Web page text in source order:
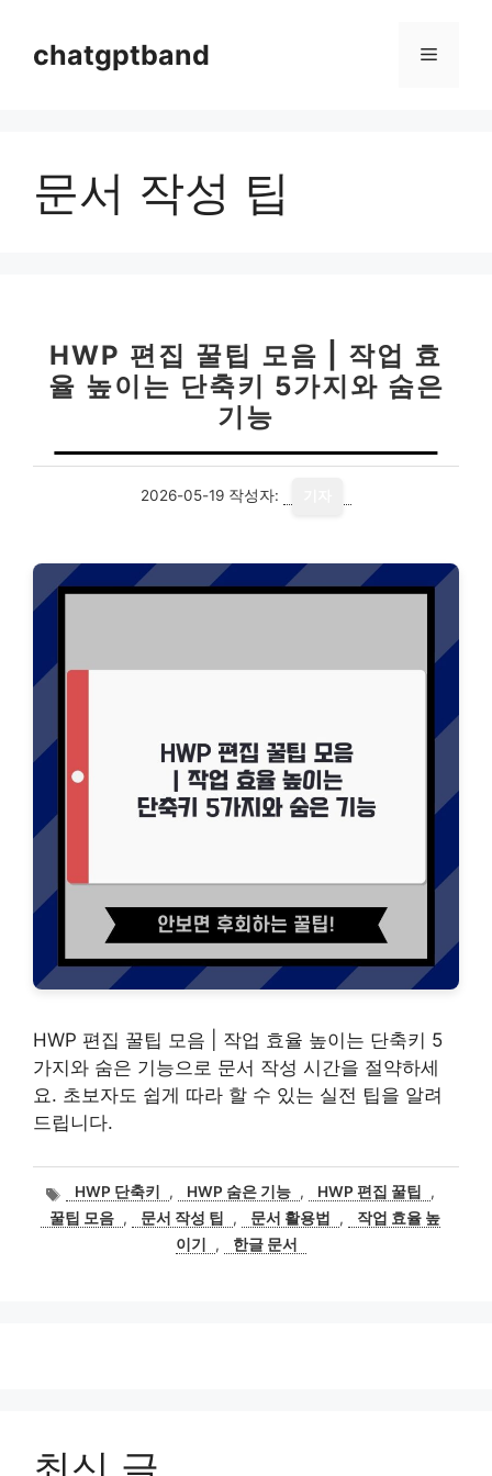
chatgptband 메
문서 작성 팁
HWP 편집 꿀팁 모음 | 작업 효
율 높이는 단축키 5가지와 숨은
기능
2026-05-19 작성자:
HWP 편집 꿀팁 모음 | 작업 효율 높이는 단축키 5
가지와 숨은 기능으로 문서 작성 시간을 절약하세
요. 초보자도 쉽게 따라 할 수 있는 실전 팁을 알려
드립니다.
태
그
HWP 단축키 , HWP 숨은 기능 , HWP 편집 꿀팁
,
꿀팁 모음 , 문서 작성 팁 , 문서 활용법 ,
작업 효율 높
이기
, 한글 문서